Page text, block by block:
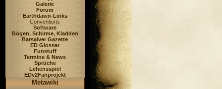
Galerie
Forum
Earthdawn-Links
Conventions
Software
Bögen, Schirme, Kladden
Barsaiver Gazette
ED Glossar
Funstuff
Termine & News
Sprüche
Lehensspiel
EDv2Fanprojekt
Metawiki